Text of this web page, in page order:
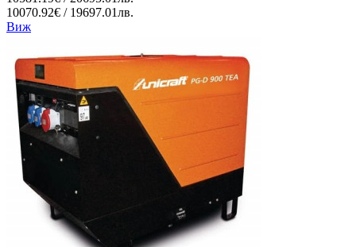
10070.92€ / 19697.01лв.
Виж